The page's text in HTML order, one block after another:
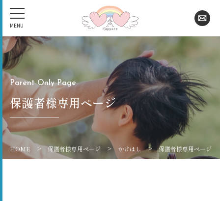
Parent Only Page
保護者様専用ページ
HOME > 保護者様専用ページ > かけはし > 保護者様専用ページ